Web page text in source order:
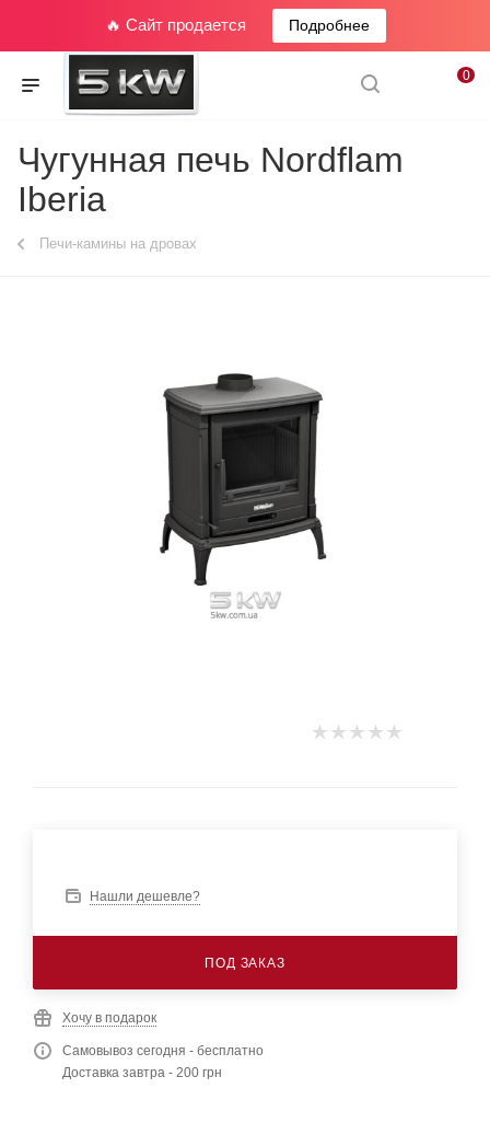
🔥 Сайт продается Подробнее
0
Чугунная печь Nordflam
Iberia
Печи-камины на дровах
Нашли дешевле?
ПОД ЗАКАЗ
Хочу в подарок
Самовывоз сегодня - бесплатно
Доставка завтра - 200 грн